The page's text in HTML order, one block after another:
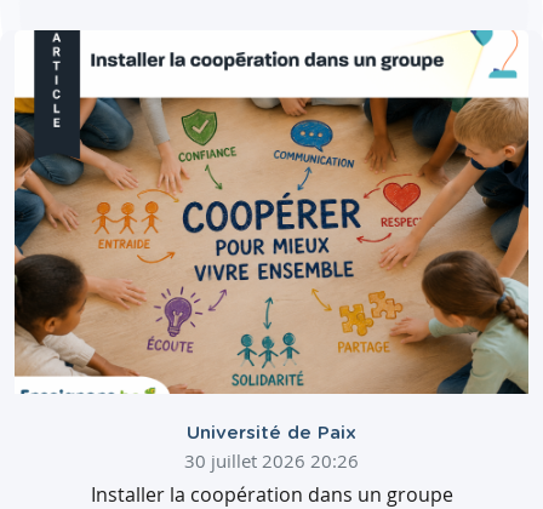
Université de Paix
30 juillet 2026 20:26
Installer la coopération dans un groupe